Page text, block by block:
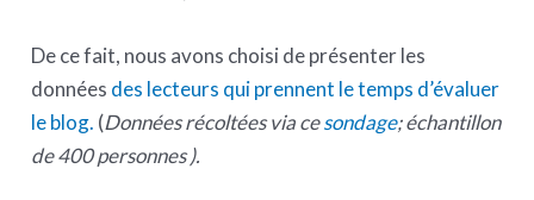
De ce fait, nous avons choisi de présenter les
données des lecteurs qui prennent le temps d’évaluer
le blog. (Données récoltées via cesondage; échantillon
de 400 personnes ).